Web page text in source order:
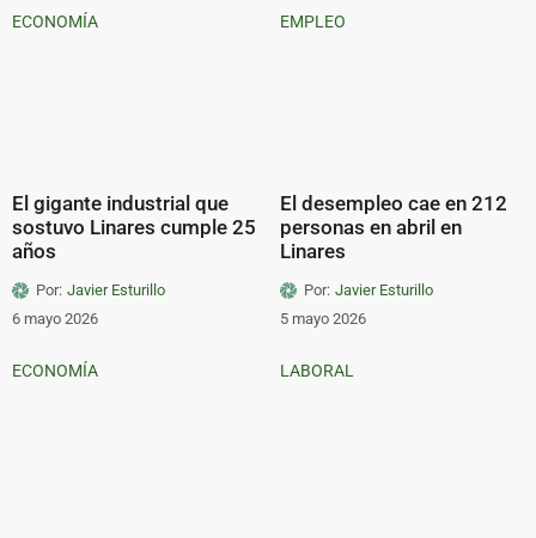
ECONOMÍA
El gigante industrial que
sostuvo Linares cumple 25
años
Por: Javier Esturillo
6 mayo 2026
EMPLEO
El desempleo cae en 212
personas en abril en
Linares
Por: Javier Esturillo
5 mayo 2026
ECONOMÍA LABORAL